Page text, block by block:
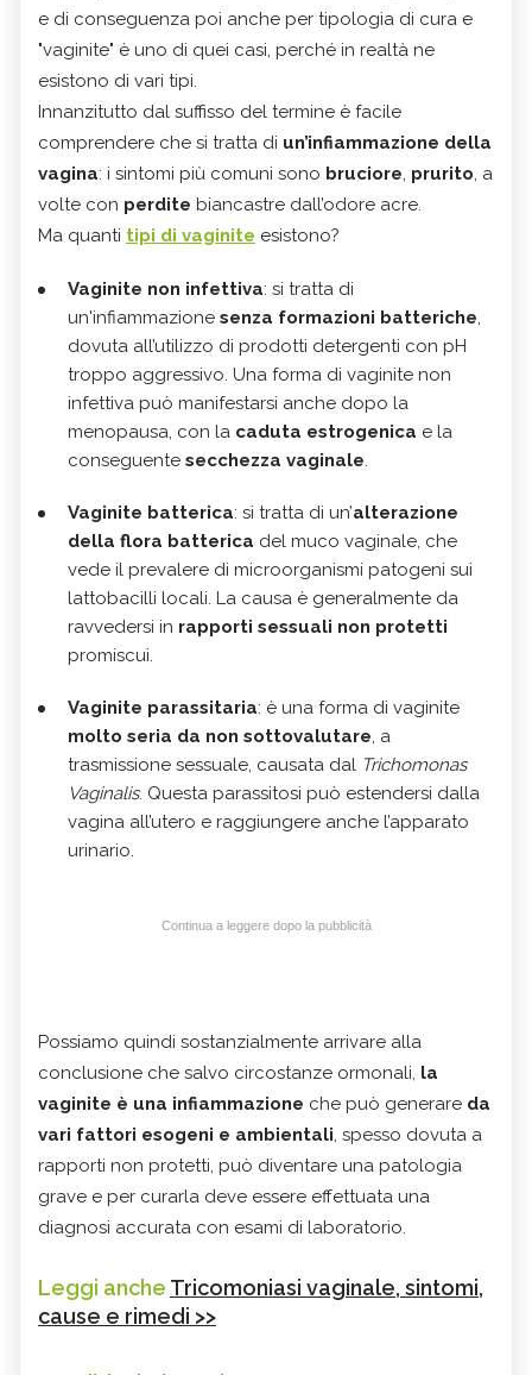
e di conseguenza poi anche per tipologia di cura e
"vaginite" è uno di quei casi, perché in realtà ne
esistono di vari tipi.
Innanzitutto dal suffisso del termine è facile
comprendere che si tratta di un’infiammazione della
vagina: i sintomi più comuni sono bruciore, prurito, a
volte con perdite biancastre dall’odore acre.
Ma quanti tipi di vaginite esistono?
Vaginite non infettiva: si tratta di
un'infiammazione senza formazioni batteriche,
dovuta all’utilizzo di prodotti detergenti con pH
troppo aggressivo. Una forma di vaginite non
infettiva può manifestarsi anche dopo la
menopausa, con la caduta estrogenica e la
conseguente secchezza vaginale.
Vaginite batterica: si tratta di un’alterazione
della flora batterica del muco vaginale, che
vede il prevalere di microorganismi patogeni sui
lattobacilli locali. La causa è generalmente da
ravvedersi in rapporti sessuali non protetti
promiscui.
Vaginite parassitaria: è una forma di vaginite
molto seria da non sottovalutare, a
trasmissione sessuale, causata dal Trichomonas
Vaginalis. Questa parassitosi può estendersi dalla
vagina all’utero e raggiungere anche l’apparato
urinario.
Continua a leggere dopo la pubblicità
Possiamo quindi sostanzialmente arrivare alla
conclusione che salvo circostanze ormonali, la
vaginite è una infiammazione che può generare da
vari fattori esogeni e ambientali, spesso dovuta a
rapporti non protetti, può diventare una patologia
grave e per curarla deve essere effettuata una
diagnosi accurata con esami di laboratorio.
Leggi anche Tricomoniasi vaginale, sintomi,
cause e rimedi >>